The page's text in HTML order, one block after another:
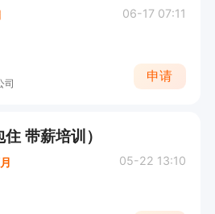
06-17 07:11
司
申请
带薪培训）
05-22 13:10